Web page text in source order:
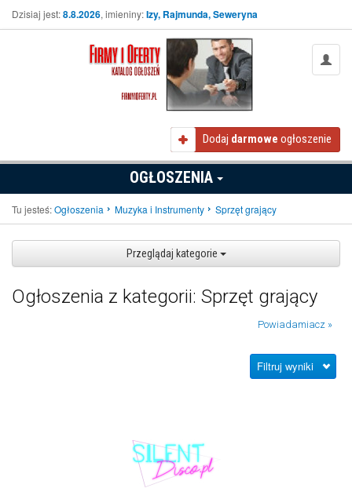
Dzisiaj jest:8.8.2026, imieniny:Izy, Rajmunda, Seweryna
Dodaj darmowe ogłoszenie
OGŁOSZENIA
Tu jesteś:Ogłoszenia Muzyka i Instrumenty Sprzęt grający
Przeglądaj kategorie
Ogłoszenia z kategorii: Sprzęt grający
Powiadamiacz »
Filtruj wyniki